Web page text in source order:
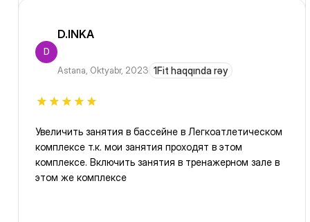
D
D.INKA
Astana, Oktyabr, 2023 1Fit haqqında rəy
Увеличить занятия в бассейне в Легкоатлетическом
комплексе т.к. мои занятия проходят в этом
комплексе. Включить занятия в тренажерном зале в
этом же комплексе